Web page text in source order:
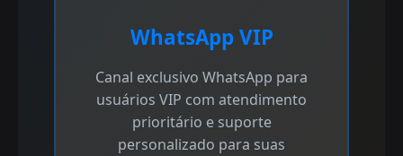
WhatsApp VIP
Canal exclusivo WhatsApp para
usuários VIP com atendimento
prioritário e suporte
personalizado para suas